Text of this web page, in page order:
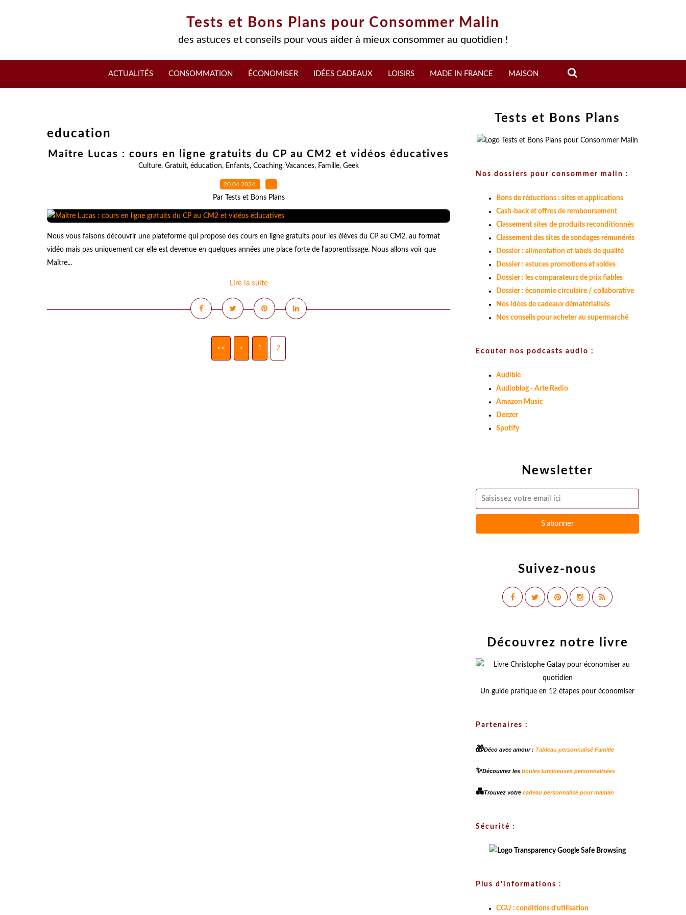
Tests et Bons Plans pour Consommer Malin
des astuces et conseils pour vous aider à mieux consommer au quotidien !
ACTUALITÉS CONSOMMATION ÉCONOMISER IDÉES CADEAUX LOISIRS MADE IN FRANCE MAISON
education
Maître Lucas : cours en ligne gratuits du CP au CM2 et vidéos éducatives
Culture, Gratuit, éducation, Enfants, Coaching, Vacances, Famille, Geek
20.04.2024 …
Par Tests et Bons Plans
Nous vous faisons découvrir une plateforme qui propose des cours en ligne gratuits pour les élèves du CP au CM2, au format
vidéo mais pas uniquement car elle est devenue en quelques années une place forte de l'apprentissage. Nous allons voir que
Maître...
Lire la suite
<< < 1 2
Newsletter
Suivez-nous
Tests et Bons Plans
Nos dossiers pour consommer malin :
Bons de réductions : sites et applications
Cash-back et offres de remboursement
Classement sites de produits reconditionnés
Classement des sites de sondages rémunérés
Dossier : alimentation et labels de qualité
Dossier : astuces promotions et soldes
Dossier : les comparateurs de prix fiables
Dossier : économie circulaire / collaborative
Nos idées de cadeaux dématérialisés
Nos conseils pour acheter au supermarché
Ecouter nos podcasts audio :
Audible
Audioblog - Arte Radio
Amazon Music
Deezer
Spotify
Découvrez notre livre
Un guide pratique en 12 étapes pour économiser
Partenaires :
🎁Déco avec amour : Tableau personnalisé Famille
✨Découvrez les boules lumineuses personnalisées
💑Trouvez votre cadeau personnalisé pour maman
Sécurité :
Plus d'informations :
CGU : conditions d'utilisation